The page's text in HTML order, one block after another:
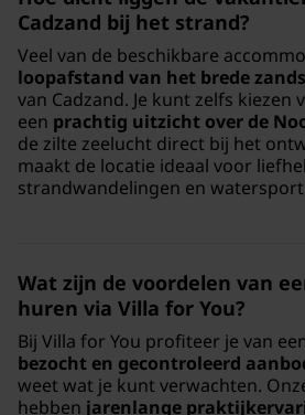
Cadzand bij het strand?
Veel van de beschikbare
loopafstand van het brede
van Cadzand. Je kunt zelfs
een prachtig uitzicht over de
de zilte zeelucht direct bij het
maakt de locatie ideaal voor
strandwandelingen en
Wat zijn de voordelen van
huren via Villa for You?
Bij Villa for You profiteer je van
bezocht en gecontroleerd
weet wat je kunt verwachten.
hebben jarenlange